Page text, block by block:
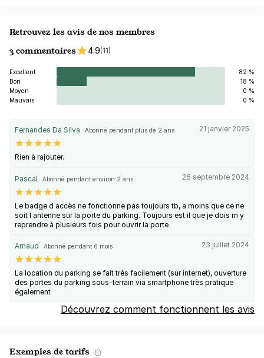
Retrouvez les avis de nos membres
3 commentaires
4.9(11)
Excellent
82 %
Bon
18 %
Moyen
0 %
Mauvais
0 %
Fernandes Da Silva Abonné pendant plus de 2 ans 21 janvier 2025
Rien à rajouter.
Pascal Abonné pendant environ 2 ans 26 septembre 2024
Le badge d accès ne fonctionne pas toujours tb, a moins que ce ne
soit l antenne sur la porte du parking. Toujours est il que je dois m y
reprendre à plusieurs fois pour ouvrir la porte
Arnaud Abonné pendant 6 mois 23 juillet 2024
La location du parking se fait très facilement (sur internet), ouverture
des portes du parking sous-terrain via smartphone très pratique
également
Découvrez comment fonctionnent les avis
Exemples de tarifs